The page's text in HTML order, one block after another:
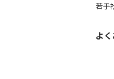
若手
よ